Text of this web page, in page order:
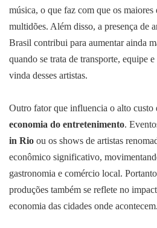
música, o que faz com que os maiores
multidões. Além disso, a presença de
Brasil contribui para aumentar ainda
quando se trata de transporte, equipe
vinda desses artistas.
Outro fator que influencia o alto custo
economia do entretenimento.
in Rio ou os shows de artistas
econômico significativo,
gastronomia e comércio local.
produções também se reflete no
economia das cidades onde acontecem.